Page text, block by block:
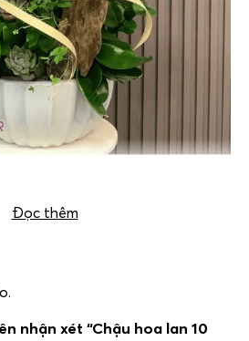
Đọc thêm
nhận xét “Chậu hoa lan 10